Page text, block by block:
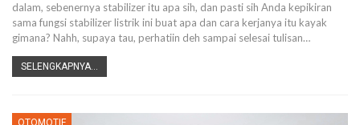
dalam, sebenernya stabilizer itu apa sih, dan pasti sih Anda kepikiran
sama fungsi stabilizer listrik ini buat apa dan cara kerjanya itu kayak
gimana? Nahh, supaya tau, perhatiin deh sampai selesai tulisan…
SELENGKAPNYA...